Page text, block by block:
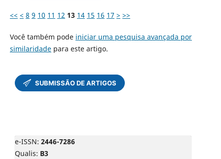
<< < 8 9 10 11 12 13 14 15 16 17 > >>
Você também pode iniciar uma pesquisa avançada por
similaridadepara este artigo.
e-ISSN: 2446-7286
Qualis: B3